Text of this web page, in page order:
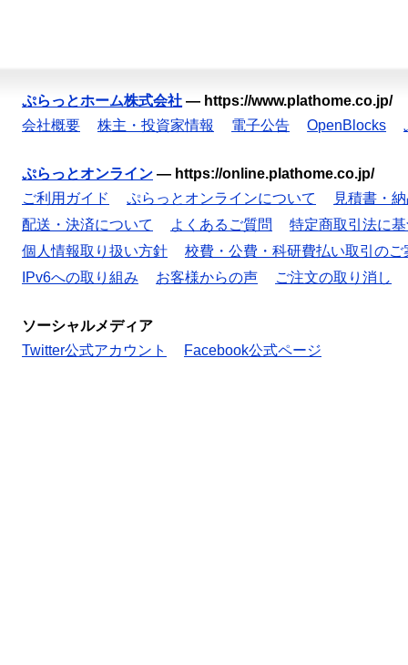
ぷらっとホーム株式会社 — https://www.plathome.co.jp/
会社概要
株主・投資家情報 電子公告 OpenBlocks
ぷらっとオンライン — https://online.plathome.co.jp/
ご利用ガイド
ぷらっとオンラインについて
見積書・
配送・決済について
よくあるご質問
特定商取引法に
個人情報取り扱い方針
校費・公費・科研費払い取引のご
IPv6への取り組み
お客様からの声 ご注文の取り消し
ソーシャルメディア
Twitter公式アカウント
Facebook公式ページ